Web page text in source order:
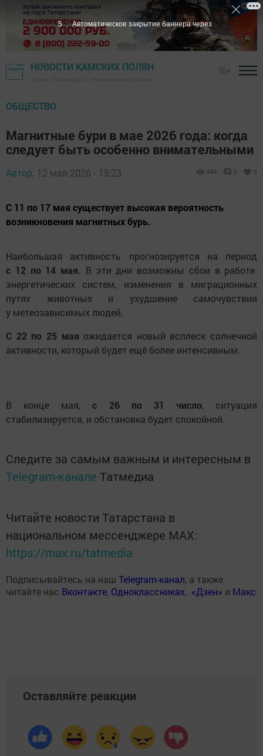
НОВОСТИ КАМСКИХ ПОЛЯН
ОБЩЕСТВО
Магнитные бури в мае 2026 года: когда
следует быть особенно внимательными
Автор, 12 мая 2026 - 15:23 394 0 0
С 11 по 17 мая существует высокая вероятность
возникновения магнитных бурь.
Наибольшая активность прогнозируется на период
с 12 по 14 мая. В эти дни возможны сбои в работе
энергетических систем, изменения в миграционных
путях животных и ухудшение самочувствия
у метеозависимых людей.
С 22 по 25 мая ожидается новый всплеск солнечной
активности, который будет ещё более интенсивным.
В конце мая, с 26 по 31 число, ситуация
стабилизируется, и обстановка будет спокойной.
Следите за самым важным и интересным в
Telegram-канале Татмедиа
Читайте новости Татарстана в
национальном мессенджере MАХ:
https://max.ru/tatmedia
Подписывайтесь на наш Telegram-канал, а также
читайте нас Вконтакте, Одноклассниках, «Дзен» и Макс
Оставляйте реакции
4 Автоматическое закрытие баннера через